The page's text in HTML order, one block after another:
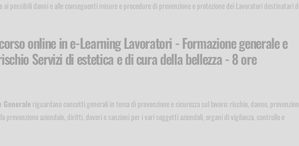
possibili danni e alle conseguenti misure e procedure di prevenzione e protezione dei Lavoratori destinatari
online in e-Learning Lavoratori - Formazione generale e
Servizi di estetica e di cura della bellezza - 8 ore
Generale riguardano concetti generali in tema di prevenzione e sicurezza sul lavoro: rischio, danno,
prevenzione aziendale, diritti, doveri e sanzioni per i vari soggetti aziendali, organi di vigilanza, controllo e